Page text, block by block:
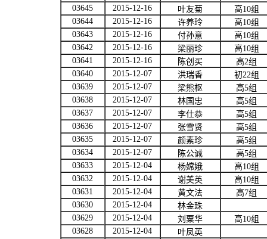
03645
2015-12-16 叶友菊 高10组
03644
2015-12-16 许养玲 高10组
03643
2015-12-16 付孙意 高10组
03642
2015-12-16 梁丽珍 高10组
03641
2015-12-16 陈创买 高2组
03640
2015-12-07 洪瑞香 初22组
03639
2015-12-07 梁熊枢 高5组
03638
2015-12-07 林国忠 高5组
03637
2015-12-07 李仕恭 高5组
03636
2015-12-07 张雪贤 高5组
03635
2015-12-07 颜素珍 高5组
03634
2015-12-07 陈公诚 高5组
03633
2015-12-04 杨嫦娥 高10组
03632
2015-12-04 谢美英 高10组
03631
2015-12-04 黄文法 高7组
03630
2015-12-04
林金珠
03629
2015-12-04 刘粟华 高10组
03628
2015-12-04
叶凤英